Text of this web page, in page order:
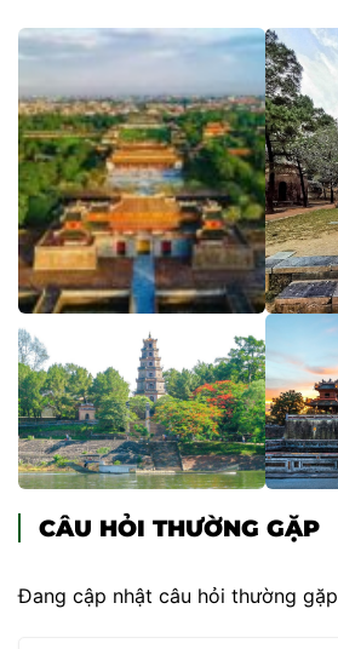
CÂU HỎI THƯỜNG GẶP
Đang cập nhật câu hỏi thường gặp